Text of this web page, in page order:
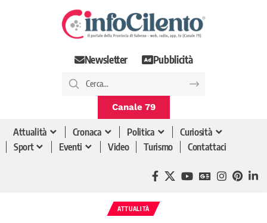
Newsletter Pubblicità
Canale 79
Attualità Cronaca Politica
Curiosità
Sport
Eventi Video Turismo Contattaci
ATTUALITÀ